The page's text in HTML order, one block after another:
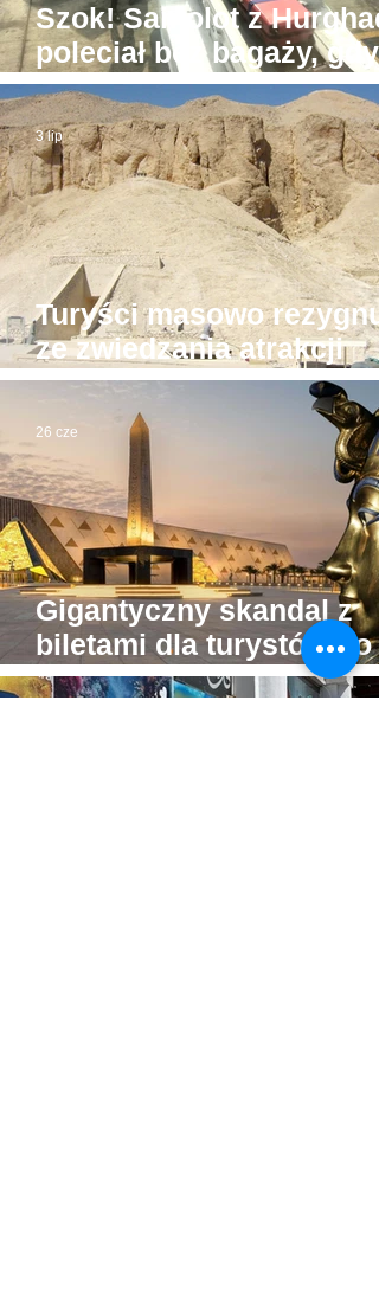
Szok! Samolot z
poleciał bez bagaży, gdyż
był... zbyt ciężki
Turyści masowo
ze zwiedzania atrakcji
Luksoru. Powód?
3 lip
Gigantyczny skandal z
biletami dla turystów do
Wielkiego Muzeum
26 cze